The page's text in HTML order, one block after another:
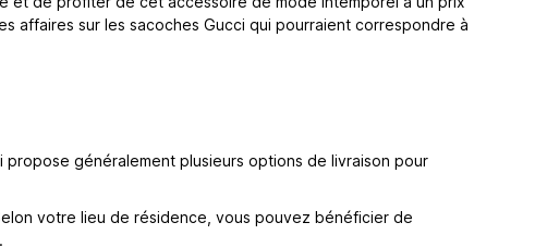
affaires sur les sacoches Gucci qui pourraient correspondre à
généralement plusieurs options de livraison pour
votre lieu de résidence, vous pouvez bénéficier de